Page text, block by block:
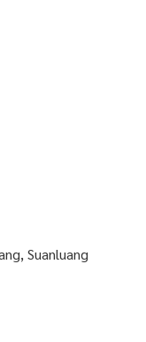
Suanluang